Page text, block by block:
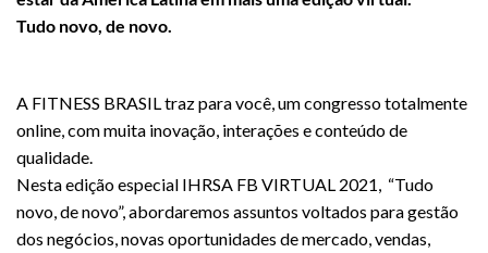
Tudo novo, de novo.
A FITNESS BRASIL traz para você, um congresso totalmente
online, com muita inovação, interações e conteúdo de
qualidade.
Nesta edição especial IHRSA FB VIRTUAL 2021, “Tudo
novo, de novo”, abordaremos assuntos voltados para gestão
dos negócios, novas oportunidades de mercado, vendas,